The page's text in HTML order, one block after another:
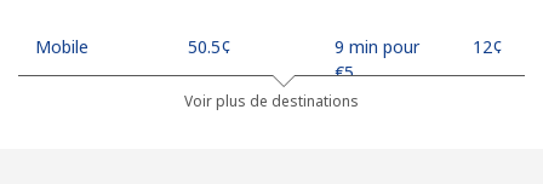
Mobile ⁦50.5¢⁩
9 min pour
⁦€5⁩
⁦12¢⁩
Voir plus de destinations